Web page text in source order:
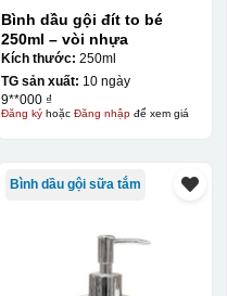
Bình dầu gội đít to bé
250ml – vòi nhựa
Kích thước: 250ml
TG sản xuất: 10 ngày
9**000 ₫
Đăng kýhoặc Đăng nhậpđể xem giá
Bình dầu gội sữa tắm